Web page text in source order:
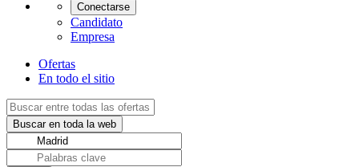
Conectarse
Candidato
Empresa
Ofertas
En todo el sitio